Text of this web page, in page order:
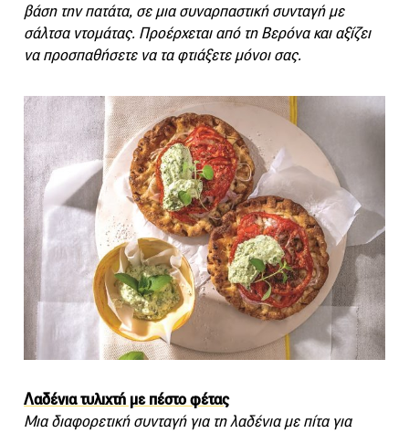
βάση την πατάτα, σε μια συναρπαστική συνταγή με
σάλτσα ντομάτας. Προέρχεται από τη Βερόνα και αξίζει
να προσπαθήσετε να τα φτιάξετε μόνοι σας.
Λαδένια τυλιχτή με πέστο φέτας
Μια διαφορετική συνταγή για τη λαδένια με πίτα για